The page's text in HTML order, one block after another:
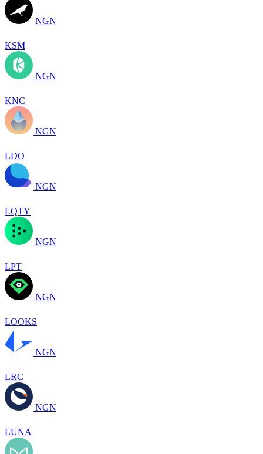
NGN
KSM
NGN
KNC
NGN
LDO
NGN
LQTY
NGN
LPT
NGN
LOOKS
NGN
LRC
NGN
LUNA